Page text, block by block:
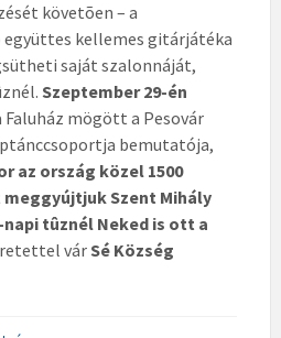
követõen – a
kellemes gitárjátéka
saját szalonnáját,
Szeptember 29-én
Faluház mögött a Pesovár
bemutatója,
az ország közel 1500
Szent Mihály
tûznél Neked is ott a
várSé Község